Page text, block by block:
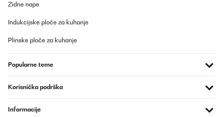
Zidne nape
Indukcijske ploče za kuhanje
Plinske ploče za kuhanje
Popularne teme
Korisnička podrška
Informacije